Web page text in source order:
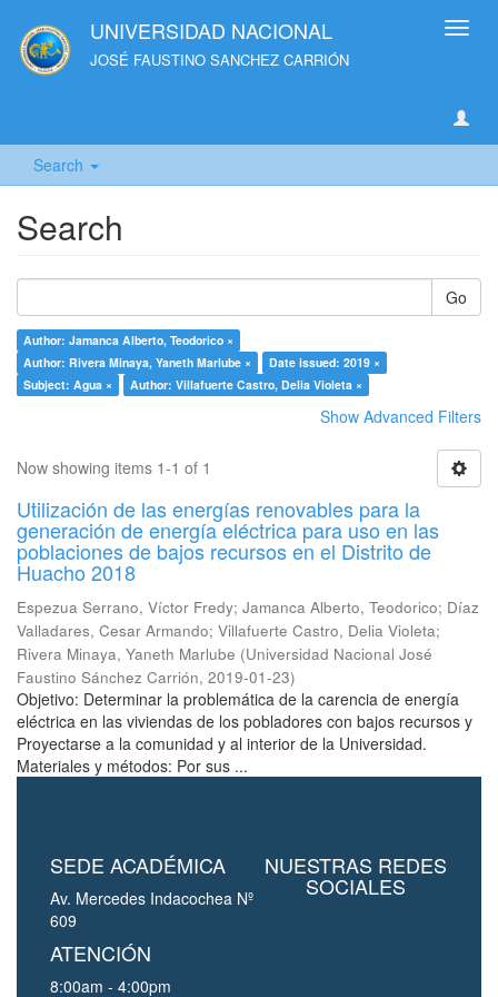
UNIVERSIDAD NACIONAL
JOSÉ FAUSTINO SANCHEZ CARRIÓN
Search
Search
Go
Author: Jamanca Alberto, Teodorico ×
Author: Rivera Minaya, Yaneth Marlube ×
Date issued: 2019 ×
Subject: Agua ×
Author: Villafuerte Castro, Delia Violeta ×
Show Advanced Filters
Now showing items 1-1 of 1
Utilización de las energías renovables para la
generación de energía eléctrica para uso en las
poblaciones de bajos recursos en el Distrito de
Huacho 2018
Espezua Serrano, Víctor Fredy; Jamanca Alberto, Teodorico; Díaz
Valladares, Cesar Armando; Villafuerte Castro, Delia Violeta;
Rivera Minaya, Yaneth Marlube (Universidad Nacional José
Faustino Sánchez Carrión, 2019-01-23)
Objetivo: Determinar la problemática de la carencia de energía
eléctrica en las viviendas de los pobladores con bajos recursos y
Proyectarse a la comunidad y al interior de la Universidad.
Materiales y métodos: Por sus ...
SEDE ACADÉMICA
Av. Mercedes Indacochea Nº
609
ATENCIÓN
8:00am - 4:00pm
NUESTRAS REDES
SOCIALES